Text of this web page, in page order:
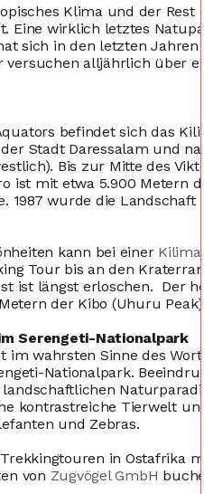
Klima und der Rest
Eine wirklich letztes
sich in den letzten
versuchen alljährlich über
befindet sich das
Stadt Daressalam und
Bis zur Mitte des
ist mit etwa 5.900 Metern
1987 wurde die
kann bei einer
Tour bis an den
ist längst erloschen. Der
der Kibo (Uhuru
Serengeti-Nationalpark
im wahrsten Sinne des
Nationalpark.
kontrastreiche Tierwelt
und Zebras.
in Ostafrika
von Zugvögel GmbH